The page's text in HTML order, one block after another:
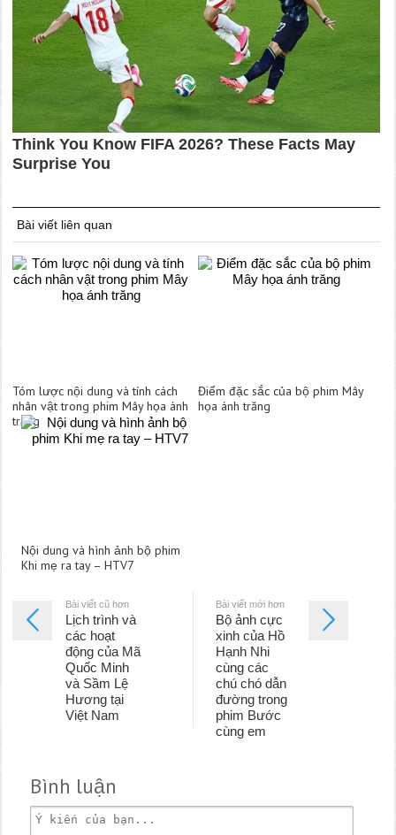
Bài viết liên quan
Tóm lược nội dung và tính cách
nhân vật trong phim Mây họa ánh
trăng
Điểm đặc sắc của bộ phim Mây
họa ánh trăng
Nội dung và hình ảnh bộ phim
Khi mẹ ra tay – HTV7
Bài viết cũ hơn
Lịch trình và
các hoạt
động của Mã
Quốc Minh
và Sầm Lệ
Hương tại
Việt Nam
Bài viết mới hơn
Bộ ảnh cực
xinh của Hồ
Hạnh Nhi
cùng các
chú chó dẫn
đường trong
phim Bước
cùng em
Bình luận